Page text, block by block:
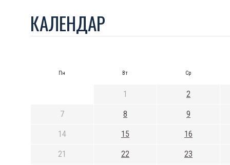
КАЛЕНДАР
Пн Вт Ср
1 2
7 8 9
14 15 16
21 22 23